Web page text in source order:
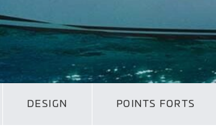
DESIGN POINTS FORTS